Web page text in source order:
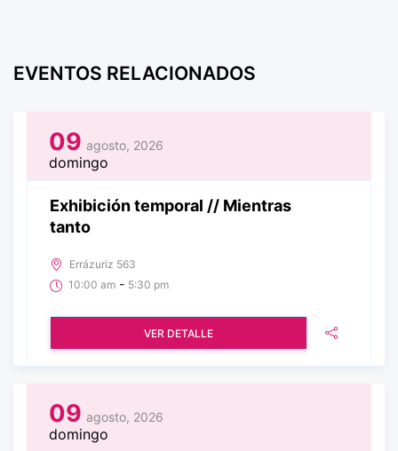
EVENTOS RELACIONADOS
09 agosto, 2026
domingo
Exhibición temporal // Mientras
tanto
Errázuriz 563
10:00 am - 5:30 pm
VER DETALLE
09 agosto, 2026
domingo